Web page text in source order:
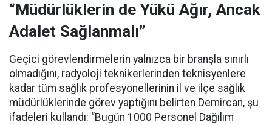
“Müdürlüklerin de Yükü Ağır, Ancak
Adalet Sağlanmalı”
Geçici görevlendirmelerin yalnızca bir branşla sınırlı
olmadığını, radyoloji teknikerlerinden teknisyenlere
kadar tüm sağlık profesyonellerinin il ve ilçe sağlık
müdürlüklerinde görev yaptığını belirten Demircan, şu
ifadeleri kullandı: “Bugün 1000 Personel Dağılım